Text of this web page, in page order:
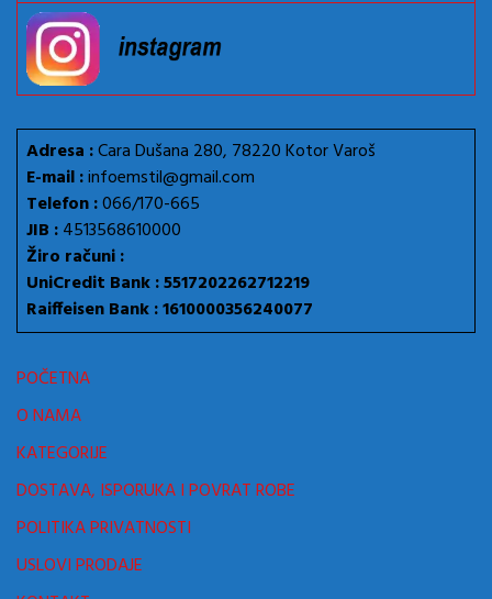
Adresa :Cara Dušana 280, 78220 Kotor Varoš
E-mail :infoemstil@gmail.com
Telefon :066/170-665
JIB :4513568610000
Žiro računi :
UniCredit Bank : 5517202262712219
Raiffeisen Bank : 1610000356240077
POČETNA
O NAMA
KATEGORIJE
DOSTAVA, ISPORUKA I POVRAT ROBE
POLITIKA PRIVATNOSTI
USLOVI PRODAJE